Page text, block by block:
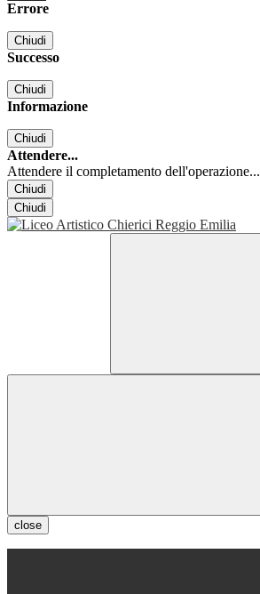
Errore
Chiudi
Successo
Chiudi
Informazione
Chiudi
Attendere...
Attendere il completamento dell'operazione...
Chiudi
Chiudi
close